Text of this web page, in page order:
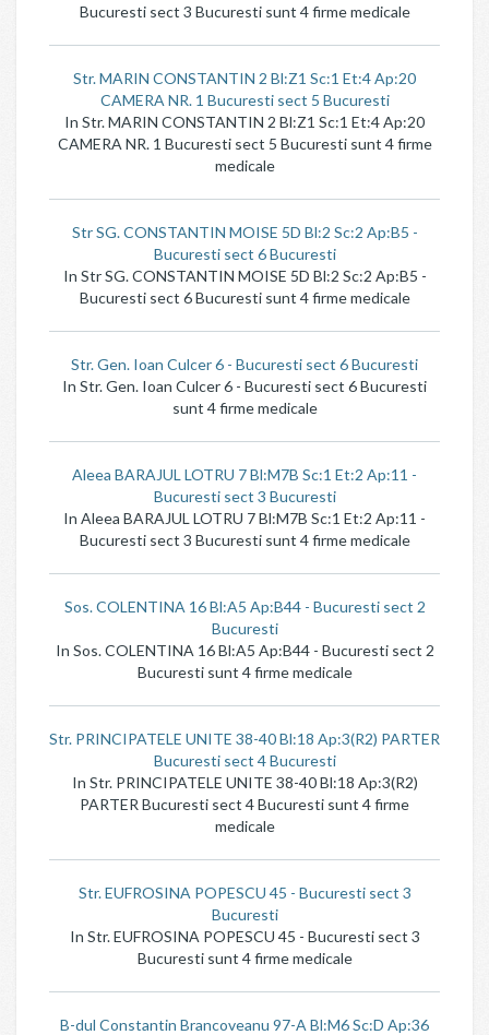
Bucuresti sect 3 Bucuresti sunt 4 firme medicale
Str. MARIN CONSTANTIN 2 Bl:Z1 Sc:1 Et:4 Ap:20
CAMERA NR. 1 Bucuresti sect 5 Bucuresti
In Str. MARIN CONSTANTIN 2 Bl:Z1 Sc:1 Et:4 Ap:20
CAMERA NR. 1 Bucuresti sect 5 Bucuresti sunt 4 firme
medicale
Str SG. CONSTANTIN MOISE 5D Bl:2 Sc:2 Ap:B5 -
Bucuresti sect 6 Bucuresti
In Str SG. CONSTANTIN MOISE 5D Bl:2 Sc:2 Ap:B5 -
Bucuresti sect 6 Bucuresti sunt 4 firme medicale
Str. Gen. Ioan Culcer 6 - Bucuresti sect 6 Bucuresti
In Str. Gen. Ioan Culcer 6 - Bucuresti sect 6 Bucuresti
sunt 4 firme medicale
Aleea BARAJUL LOTRU 7 Bl:M7B Sc:1 Et:2 Ap:11 -
Bucuresti sect 3 Bucuresti
In Aleea BARAJUL LOTRU 7 Bl:M7B Sc:1 Et:2 Ap:11 -
Bucuresti sect 3 Bucuresti sunt 4 firme medicale
Sos. COLENTINA 16 Bl:A5 Ap:B44 - Bucuresti sect 2
Bucuresti
In Sos. COLENTINA 16 Bl:A5 Ap:B44 - Bucuresti sect 2
Bucuresti sunt 4 firme medicale
Str. PRINCIPATELE UNITE 38-40 Bl:18 Ap:3(R2) PARTER
Bucuresti sect 4 Bucuresti
In Str. PRINCIPATELE UNITE 38-40 Bl:18 Ap:3(R2)
PARTER Bucuresti sect 4 Bucuresti sunt 4 firme
medicale
Str. EUFROSINA POPESCU 45 - Bucuresti sect 3
Bucuresti
In Str. EUFROSINA POPESCU 45 - Bucuresti sect 3
Bucuresti sunt 4 firme medicale
B-dul Constantin Brancoveanu 97-A Bl:M6 Sc:D Ap:36